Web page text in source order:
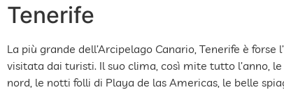
Tenerife
La più grande dell’Arcipelago Canario, Tenerife è forse
visitata dai turisti. Il suo clima, così mite tutto l’anno,
nord, le notti folli di Playa de las Americas, le belle